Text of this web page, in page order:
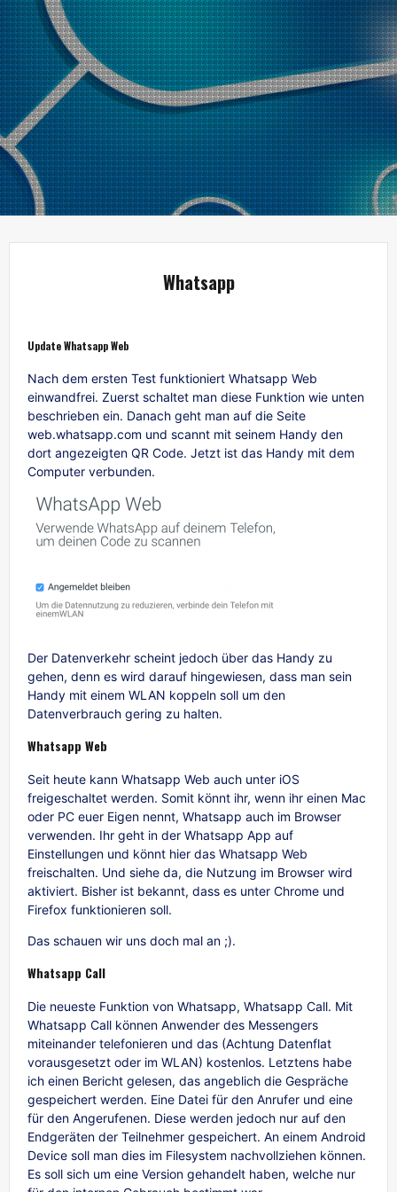
Whatsapp
Update Whatsapp Web
Nach dem ersten Test funktioniert Whatsapp Web
einwandfrei. Zuerst schaltet man diese Funktion wie unten
beschrieben ein. Danach geht man auf die Seite
web.whatsapp.com und scannt mit seinem Handy den
dort angezeigten QR Code. Jetzt ist das Handy mit dem
Computer verbunden.
Der Datenverkehr scheint jedoch über das Handy zu
gehen, denn es wird darauf hingewiesen, dass man sein
Handy mit einem WLAN koppeln soll um den
Datenverbrauch gering zu halten.
Whatsapp Web
Seit heute kann Whatsapp Web auch unter iOS
freigeschaltet werden. Somit könnt ihr, wenn ihr einen Mac
oder PC euer Eigen nennt, Whatsapp auch im Browser
verwenden. Ihr geht in der Whatsapp App auf
Einstellungen und könnt hier das Whatsapp Web
freischalten. Und siehe da, die Nutzung im Browser wird
aktiviert. Bisher ist bekannt, dass es unter Chrome und
Firefox funktionieren soll.
Das schauen wir uns doch mal an ;).
Whatsapp Call
Die neueste Funktion von Whatsapp, Whatsapp Call. Mit
Whatsapp Call können Anwender des Messengers
miteinander telefonieren und das (Achtung Datenflat
vorausgesetzt oder im WLAN) kostenlos. Letztens habe
ich einen Bericht gelesen, das angeblich die Gespräche
gespeichert werden. Eine Datei für den Anrufer und eine
für den Angerufenen. Diese werden jedoch nur auf den
Endgeräten der Teilnehmer gespeichert. An einem Android
Device soll man dies im Filesystem nachvollziehen können.
Es soll sich um eine Version gehandelt haben, welche nur